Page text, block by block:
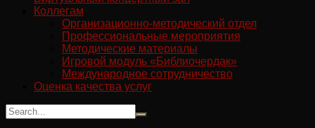
Коллегам
Организационно-методический отдел
Профессиональные мероприятия
Методические материалы
Игровой модуль «Библиочердак»
Международное сотрудничество
Оценка качества услуг